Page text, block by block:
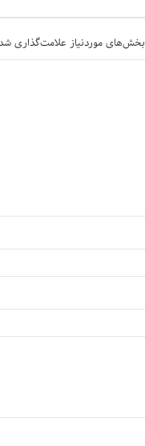
بخش‌های موردنیاز علامت‌گذاری